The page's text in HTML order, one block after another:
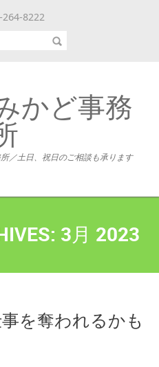
264-8222
かど事務
／土日、祝日のご相談も承ります
3月 2023
を奪われるかも